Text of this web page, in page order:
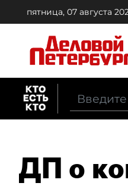
пятница, 07 августа
ДП о